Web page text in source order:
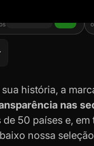
história, a
nas
de 50 países e,
nossa